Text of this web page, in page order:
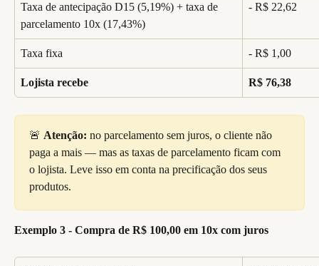
Taxa de antecipação D15 (5,19%) + taxa de
parcelamento 10x (17,43%)
- R$ 22,62
Taxa fixa - R$ 1,00
Lojista recebe R$ 76,38
🚨 Atenção: no parcelamento sem juros, o cliente não
paga a mais — mas as taxas de parcelamento ficam com
o lojista. Leve isso em conta na precificação dos seus
produtos.
Exemplo 3 - Compra de R$ 100,00 em 10x com juros